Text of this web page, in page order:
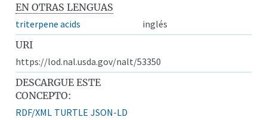
EN OTRAS LENGUAS
triterpene acids
inglés
URI
https://lod.nal.usda.gov/nalt/53350
DESCARGUE ESTE
CONCEPTO:
RDF/XML TURTLE JSON-LD